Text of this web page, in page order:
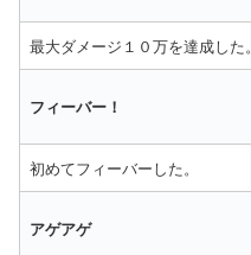
最大ダメージ１０万を達成した。
フィーバー！
初めてフィーバーした。
アゲアゲ